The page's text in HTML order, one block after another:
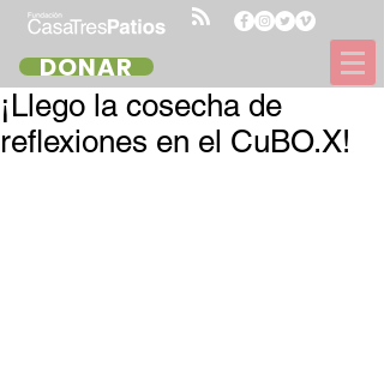
DONAR
¡Llego la cosecha de
reflexiones en el CuBO.X!